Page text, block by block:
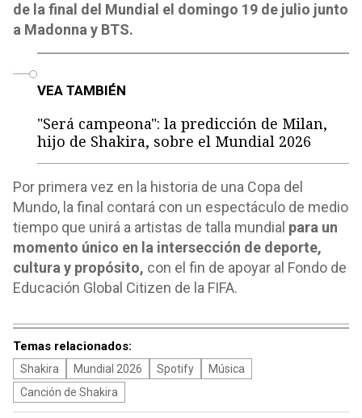
de la final del Mundial el domingo 19 de julio junto
a Madonna y BTS.
VEA TAMBIÉN
"Será campeona": la predicción de Milan,
hijo de Shakira, sobre el Mundial 2026
Por primera vez en la historia de una Copa del
Mundo, la final contará con un espectáculo de medio
tiempo que unirá a artistas de talla mundial para un
momento único en la intersección de deporte,
cultura y propósito, con el fin de apoyar al Fondo de
Educación Global Citizen de la FIFA.
Temas relacionados:
Shakira Mundial 2026 Spotify
Música
Canción de Shakira